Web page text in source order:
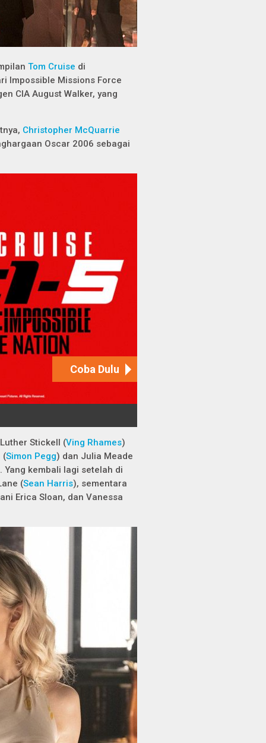
Tom Cruise di
Impossible Missions Force
CIA August Walker, yang
Christopher McQuarrie
Oscar 2006 sebagai
Stickell (Ving Rhames)
(Simon Pegg) dan Julia Meade
Yang kembali lagi setelah di
(Sean Harris), sementara
Erica Sloan, dan Vanessa